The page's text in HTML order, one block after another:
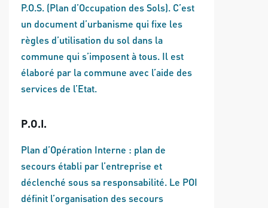
P.O.S. (Plan d’Occupation des Sols). C’est
un document d’urbanisme qui fixe les
règles d’utilisation du sol dans la
commune qui s’imposent à tous. Il est
élaboré par la commune avec l’aide des
services de l’Etat.
P.O.I.
Plan d’Opération Interne : plan de
secours établi par l’entreprise et
déclenché sous sa responsabilité. Le POI
définit l’organisation des secours